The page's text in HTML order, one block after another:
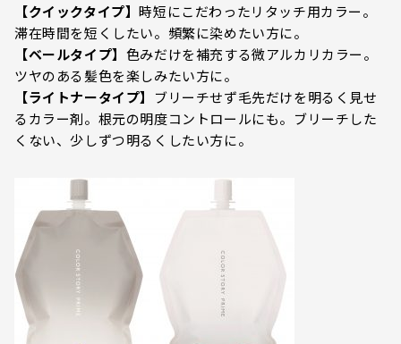
【クイックタイプ】時短にこだわったリタッチ用カラー。
滞在時間を短くしたい。頻繁に染めたい方に。
【ベールタイプ】 色みだけを補充する微アルカリカラー。
ツヤのある髪色を楽しみたい方に。
【ライトナータイプ】 ブリーチせず毛先だけを明るく見せ
るカラー剤。根元の明度コントロールにも。ブリーチした
くない、少しずつ明るくしたい方に。